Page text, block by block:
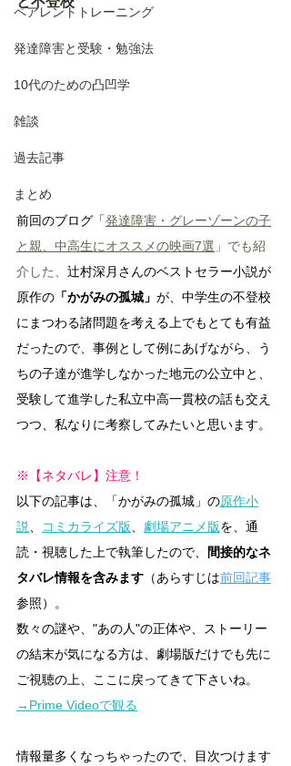
ペアレントトレーニング
発達障害と受験・勉強法
10代のための凸凹学
雑談
過去記事
まとめ
前回のブログ「発達障害・グレーゾーンの子
と親、中高生にオススメの映画7選 」でも紹
介した、 辻村深月さんのベストセラー小説が
原作の 「かがみの孤城」 が、中学生の不登校
にまつわる諸問題を考える上でもとても有益
だったので、事例として例にあげながら、う
ちの子達が進学しなかった地元の公立中と、
受験して進学した私立中高一貫校の話も交え
つつ、私なりに考察してみたいと思います。
※【ネタバレ】注意！
以下の記事は、「かがみの孤城」の原作小
説
コミカライズ版 劇場アニメ版を、通
読・視聴した上で執筆したので、
間接的なネ
タバレ情報を含みます （あらすじは前回記事
参照）。
数々の謎や、"あの人"の正体や、ストーリー
の結末が気になる方は、劇場版だけでも先に
ご視聴の上、ここに戻ってきて下さいね。
→Prime Videoで観る
情報量多くなっちゃったので、目次つけます